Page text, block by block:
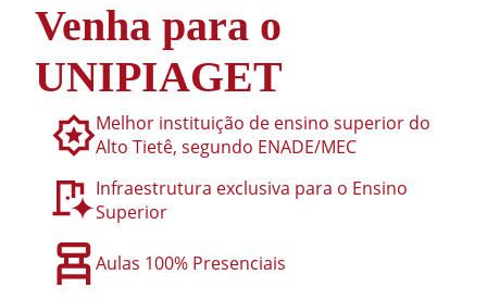
Venha para o
UNIPIAGET
Melhor instituição de ensino superior do
Alto Tietê, segundo ENADE/MEC
Infraestrutura exclusiva para o Ensino
Superior
Aulas 100% Presenciais